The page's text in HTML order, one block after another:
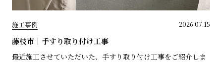
施工事例 2026.07.15
藤枝市｜手すり取り付け工事
最近施工させていただいた、手すり取り付け工事をご紹介しま